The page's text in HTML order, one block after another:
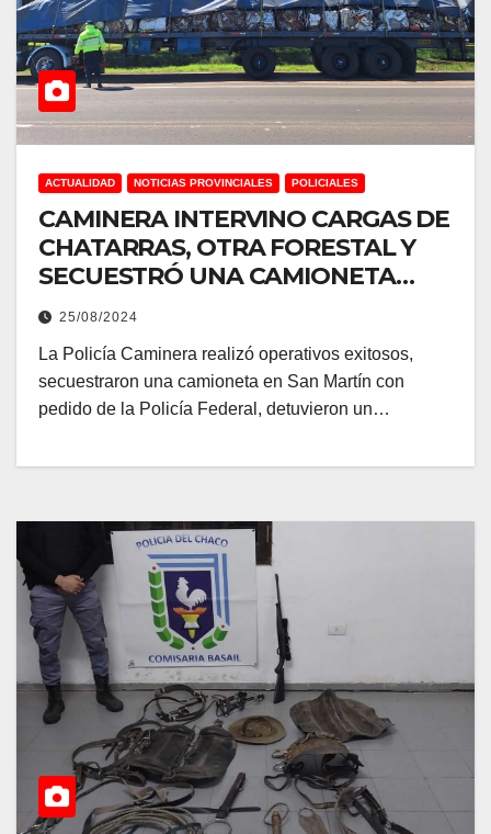
ACTUALIDAD NOTICIAS PROVINCIALES POLICIALES
CAMINERA INTERVINO CARGAS DE
CHATARRAS, OTRA FORESTAL Y
SECUESTRÓ UNA CAMIONETA
BUSCADA POR LA POLICÍA
FEDERAL
25/08/2024
La Policía Caminera realizó operativos exitosos,
secuestraron una camioneta en San Martín con
pedido de la Policía Federal, detuvieron un…